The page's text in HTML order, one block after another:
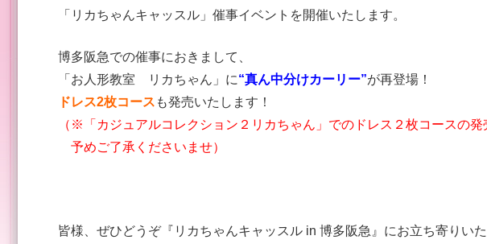
「リカちゃんキャッスル」催事イベントを開催いたします。
博多阪急での催事におきまして、
「お人形教室 リカちゃん」に“真ん中分けカーリー”が再登場！
ドレス2枚コース も発売いたします！
（※「カジュアルコレクション２リカちゃん」でのドレス２枚コースの発
予めご了承くださいませ）
皆様、ぜひどうぞ『リカちゃんキャッスル in 博多阪急』にお立ち寄りいた